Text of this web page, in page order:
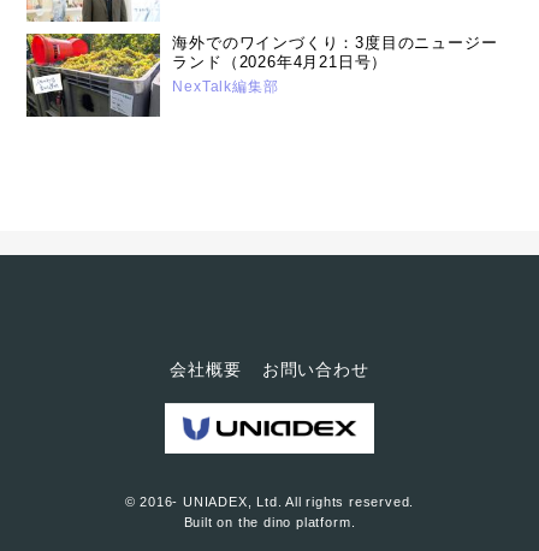
海外でのワインづくり：3度目のニュージー
ランド（2026年4月21日号）
NexTalk編集部
会社概要 お問い合わせ
© 2016- UNIADEX, Ltd. All rights reserved.
Built on the dino platform